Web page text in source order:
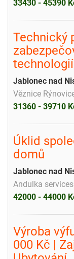
33430 - 45390
Technický
technologií
Jablonec nad
Věznice
31360 - 39710
Úklid
domů
Jablonec nad
Andulka
42000 - 44000
Výroba
000 Kč |